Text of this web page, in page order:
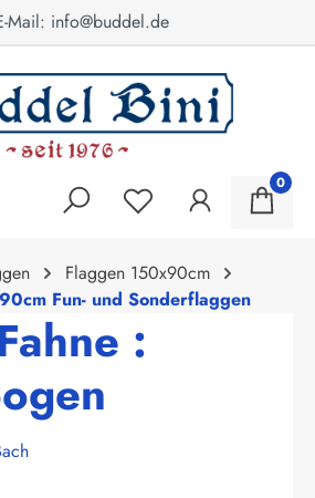
Mail: info@buddel.de
0
Flaggen 150x90cm
Fun- und Sonderflaggen
: